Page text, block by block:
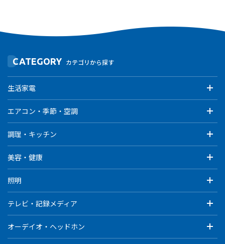
CATEGORY カテゴリから探す
生活家電
エアコン・季節・空調
調理・キッチン
美容・健康
照明
テレビ・記録メディア
オーデイオ・ヘッドホン